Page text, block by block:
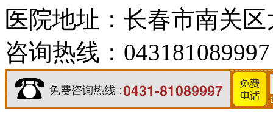
医院地址：长春市南关
咨询热线：043181089997